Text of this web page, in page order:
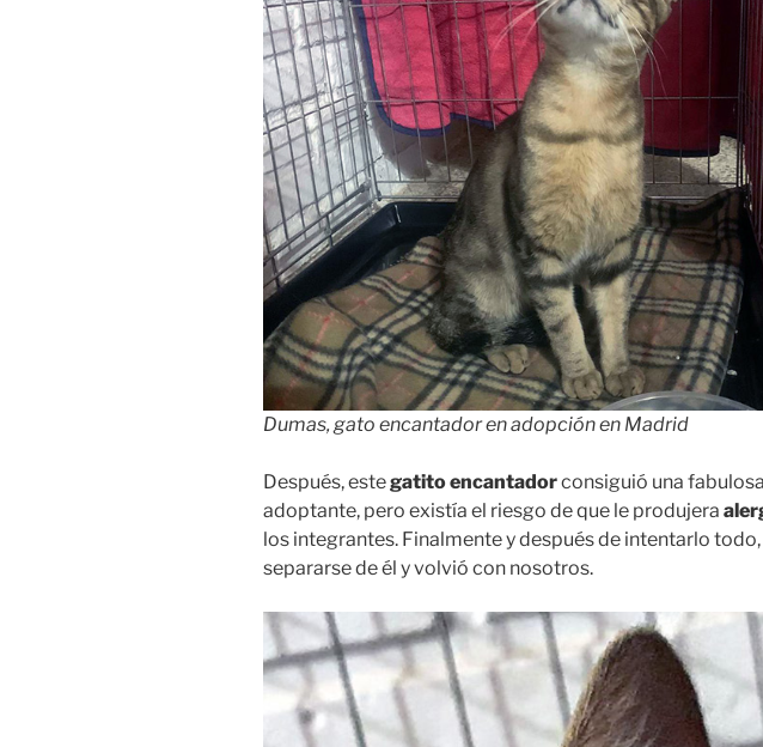
Dumas, gato encantador en adopción en Madrid
Después, estegatito encantadorconsiguió una
adoptante, pero existía el riesgo de que le produjera
los integrantes. Finalmente y después de intentarlo
separarse de él y volvió con nosotros.